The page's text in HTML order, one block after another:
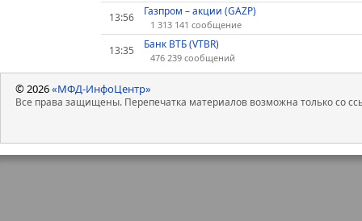
13:56 Газпром – акции (GAZP)
1 313 141 сообщение
13:35 Банк ВТБ (VTBR)
476 239 сообщений
© 2026«МФД-ИнфоЦентр»
Все права защищены. Перепечатка материалов возможна только со